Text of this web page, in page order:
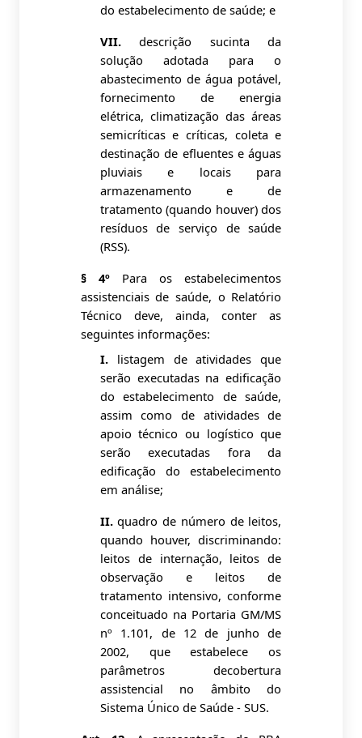
do estabelecimento de saúde; e
VII.descrição sucinta da
solução adotada para o
abastecimento de água potável,
fornecimento de energia
elétrica, climatização das áreas
semicríticas e críticas, coleta e
destinação de efluentes e águas
pluviais e locais para
armazenamento e de
tratamento (quando houver) dos
resíduos de serviço de saúde
(RSS).
§ 4ºPara os estabelecimentos
assistenciais de saúde, o Relatório
Técnico deve, ainda, conter as
seguintes informações:
I.listagem de atividades que
serão executadas na edificação
do estabelecimento de saúde,
assim como de atividades de
apoio técnico ou logístico que
serão executadas fora da
edificação do estabelecimento
em análise;
II.quadro de número de leitos,
quando houver, discriminando:
leitos de internação, leitos de
observação e leitos de
tratamento intensivo, conforme
conceituado na Portaria GM/MS
nº 1.101, de 12 de junho de
2002, que estabelece os
parâmetros decobertura
assistencial no âmbito do
Sistema Único de Saúde - SUS.